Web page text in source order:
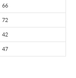
66
72
42
47